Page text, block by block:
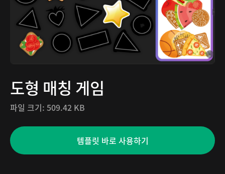
도형 매칭 게임
파일 크기: 509.42 KB
템플릿 바로 사용하기